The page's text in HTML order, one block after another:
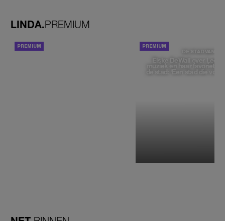
LINDA.PREMIUM
DE STAD VAN
Elske DeWall over
muziek en haar favoriete
de stad: 'Een stad die